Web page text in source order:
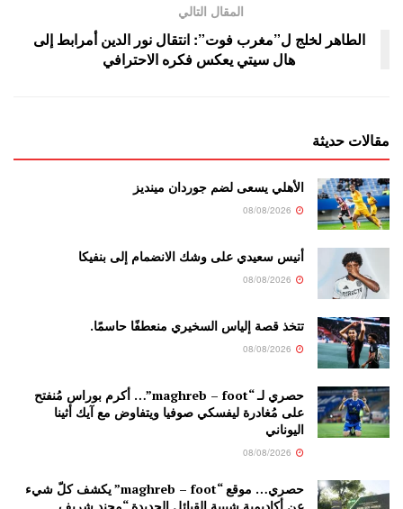
المقال التالي
الطاهر لخلج ل”مغرب فوت”: انتقال نور الدين أمرابط إلى
هال سيتي يعكس فكره الاحترافي
مقالات حديثة
الأهلي يسعى لضم جوردان مينديز
أنيس سعيدي على وشك الانضمام إلى بنفيكا
تتخذ قصة إلياس السخيري منعطفًا حاسمًا.
حصري لـ “maghreb – foot”… أكرم بوراس مُنفتح
على مُغادرة ليفسكي صوفيا ويتفاوض مع آيك أثينا
اليوناني
حصري… موقع “maghreb – foot” يكشف كلّ شيء